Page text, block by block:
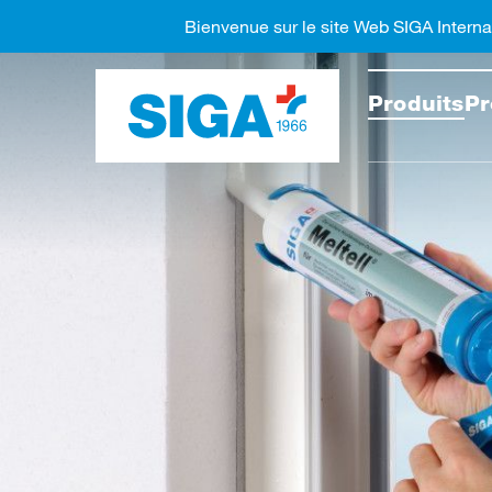
Produits
Bienvenue sur le site Web SIGA